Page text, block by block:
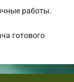
работы.
готового